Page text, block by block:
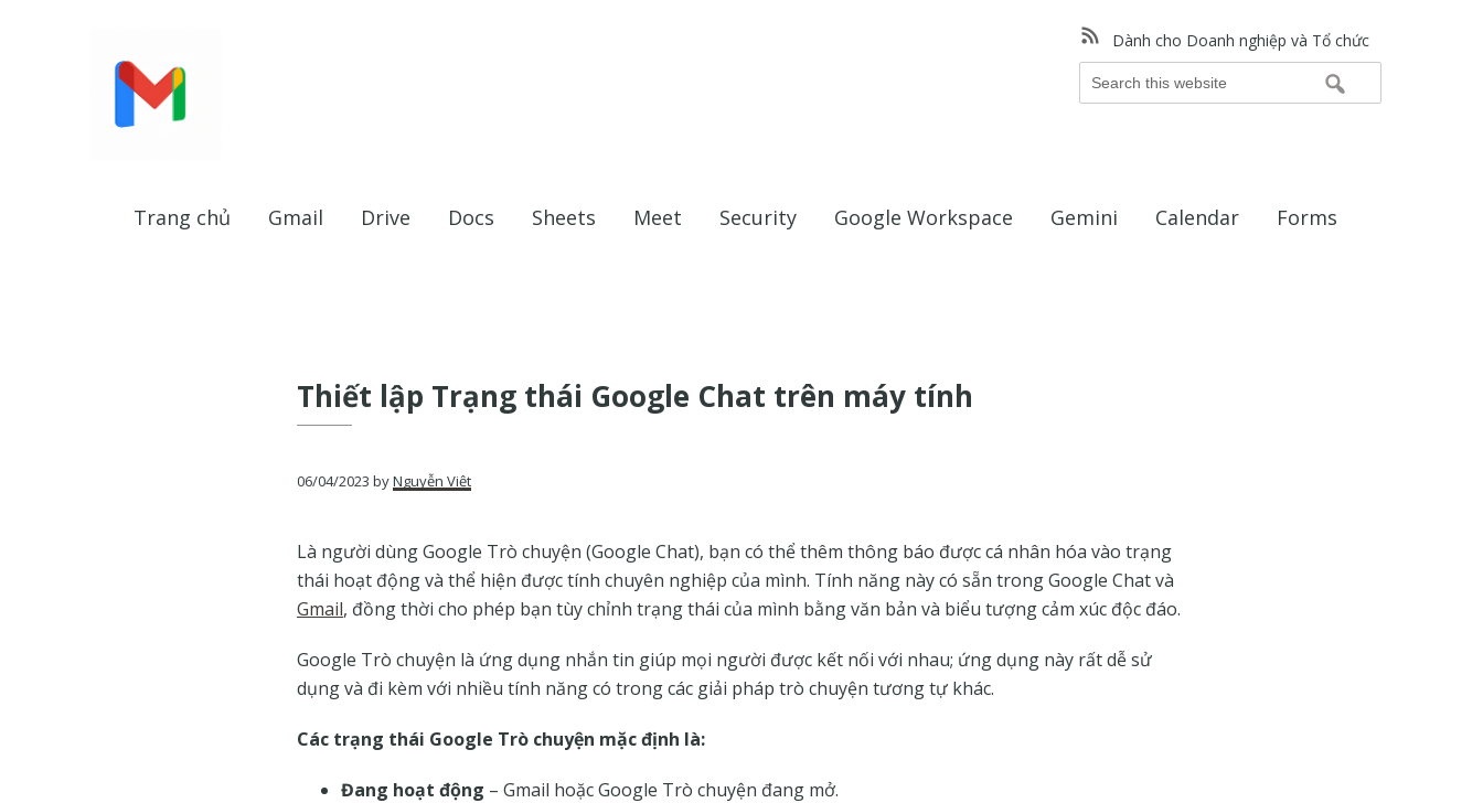
Dành cho Doanh nghiệp và Tổ chức
Search
this
Trang chủ Gmail Drive Docs Sheets Meet Security Google Workspace Gemini Calendar Forms
Thiết lập Trạng thái Google Chat trên máy tính
06/04/2023 byNguyễn Việt
Là người dùng Google Trò chuyện (Google Chat), bạn có thể thêm thông báo được cá nhân hóa vào trạng
thái hoạt động và thể hiện được tính chuyên nghiệp của mình. Tính năng này có sẵn trong Google Chat và
Gmail, đồng thời cho phép bạn tùy chỉnh trạng thái của mình bằng văn bản và biểu tượng cảm xúc độc đáo.
Google Trò chuyện là ứng dụng nhắn tin giúp mọi người được kết nối với nhau; ứng dụng này rất dễ sử
dụng và đi kèm với nhiều tính năng có trong các giải pháp trò chuyện tương tự khác.
Các trạng thái Google Trò chuyện mặc định là:
Đang hoạt động – Gmail hoặc Google Trò chuyện đang mở.